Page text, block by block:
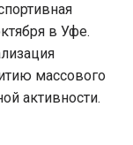
в Уфе.
массового
активности.